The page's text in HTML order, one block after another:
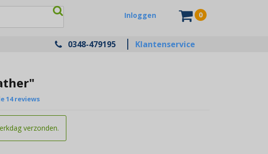
Inloggen 0
0348-479195 Klantenservice
14 reviews
verzonden.